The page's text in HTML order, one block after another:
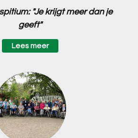
"Je krijgt meer dan je
geeft"
Lees meer